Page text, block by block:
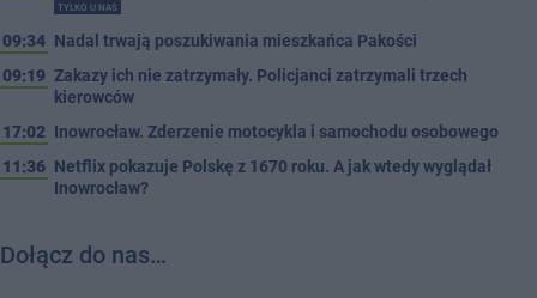
TYLKO U NAS
09:34 Nadal trwają poszukiwania mieszkańca Pakości
09:19 Zakazy ich nie zatrzymały. Policjanci zatrzymali trzech
kierowców
17:02 Inowrocław. Zderzenie motocykla i samochodu osobowego
11:36 Netflix pokazuje Polskę z 1670 roku. A jak wtedy wyglądał
Inowrocław?
Dołącz do nas…